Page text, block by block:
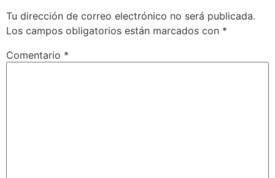
Tu dirección de correo electrónico no será publicada.
Los campos obligatorios están marcados con *
Comentario *